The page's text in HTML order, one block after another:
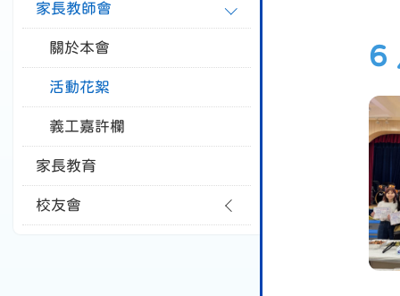
6
家長教師會
關於本會
活動花絮
義工嘉許欄
家長教育
校友會